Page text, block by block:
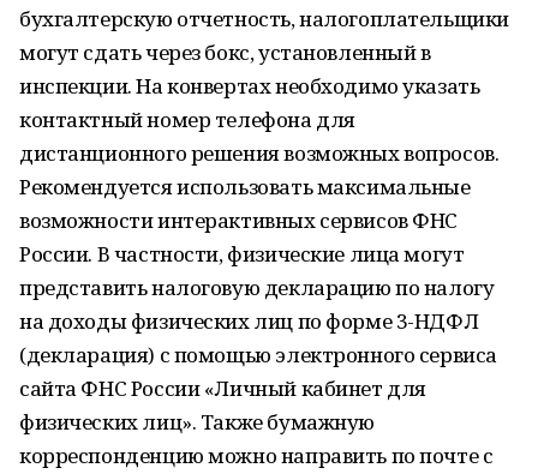
бухгалтерскую отчетность, налогоплательщики
могут сдать через бокс, установленный в
инспекции. На конвертах необходимо указать
контактный номер телефона для
дистанционного решения возможных вопросов.
Рекомендуется использовать максимальные
возможности интерактивных сервисов ФНС
России. В частности, физические лица могут
представить налоговую декларацию по налогу
на доходы физических лиц по форме 3-НДФЛ
(декларация) с помощью электронного сервиса
сайта ФНС России «Личный кабинет для
физических лиц». Также бумажную
корреспонденцию можно направить по почте с